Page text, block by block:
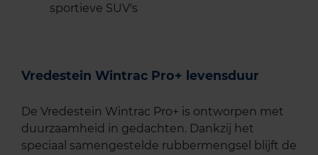
sportieve SUV's
Vredestein Wintrac Pro+ levensduur
De Vredestein Wintrac Pro+ is ontworpen met
duurzaamheid in gedachten. Dankzij het
speciaal samengestelde rubbermengsel blijft de